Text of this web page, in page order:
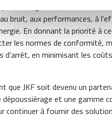
de JKF se
bruit, aux performances, à
En donnant la priorité à
les normes de conformité,
d'arrêt, en minimisant les
que JKF soit devenu un
dépoussiérage et une
continuer à fournir des